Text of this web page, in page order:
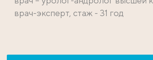
врач-эксперт, стаж - 31 год